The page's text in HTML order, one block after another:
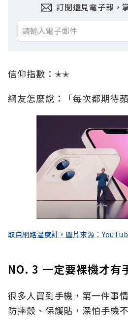
訂閱遠見電子報，
信仰指數：✭✭
網友怎麼說：「每次都期待蘋
取自網路溫度計。圖片來源：
NO. 3 一定要裸機才有
很多人買到手機，第一件事
防摔殼、保護貼，深怕手機